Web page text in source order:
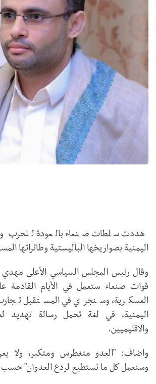
هددت سلطات صنعاء بالعودة للحرب
اليمنية بصواريخها الباليستية وطائراتها
وقال رئيس المجلس السياسي الأعلى مهدي
قوات صنعاء ستعمل في الأيام القادمة
العسكرية، وسنجري في المستقبل
اليمنية، في لغة تحمل رسالة تهديد
والاقليميين.
واضاف: "العدو متغطرس ومتكبر، ولا
وسنعمل كل ما نستطيع لردع العدوان" حسب